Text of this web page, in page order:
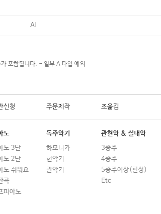
Al
포함됩니다. - 일부 A 타입 예외
신청 주문제작 조옮김
노
노 3단
노 2단
노 쉬워요
곡
피아노
독주악기
하모니카
현악기
관악기
관현악 & 실내악
3중주
4중주
5중주이상(편성)
Etc